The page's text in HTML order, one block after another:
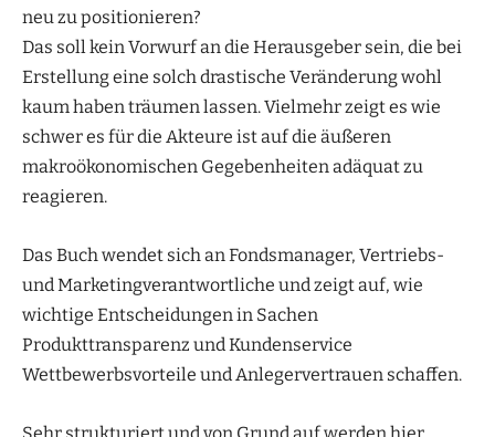
neu zu positionieren?
Das soll kein Vorwurf an die Herausgeber sein, die bei
Erstellung eine solch drastische Veränderung wohl
kaum haben träumen lassen. Vielmehr zeigt es wie
schwer es für die Akteure ist auf die äußeren
makroökonomischen Gegebenheiten adäquat zu
reagieren.
Das Buch wendet sich an Fondsmanager, Vertriebs-
und Marketingverantwortliche und zeigt auf, wie
wichtige Entscheidungen in Sachen
Produkttransparenz und Kundenservice
Wettbewerbsvorteile und Anlegervertrauen schaffen.